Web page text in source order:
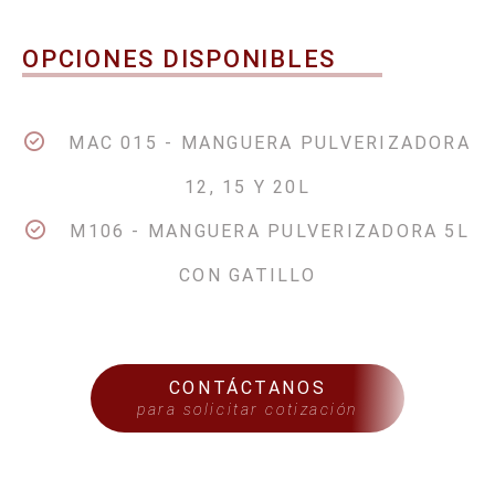
OPCIONES DISPONIBLES
MAC 015 - MANGUERA PULVERIZADORA
12, 15 Y 20L
M106 - MANGUERA PULVERIZADORA 5L
CON GATILLO
CONTÁCTANOS
para solicitar cotización